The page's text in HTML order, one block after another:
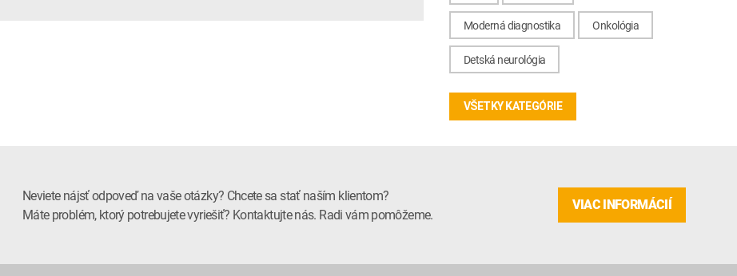
Moderná diagnostika Onkológia
Detská neurológia
VŠETKY KATEGÓRIE
Neviete nájsť odpoveď na vaše otázky? Chcete sa stať naším klientom?
Máte problém, ktorý potrebujete vyriešiť? Kontaktujte nás. Radi vám pomôžeme.
VIAC INFORMÁCIÍ